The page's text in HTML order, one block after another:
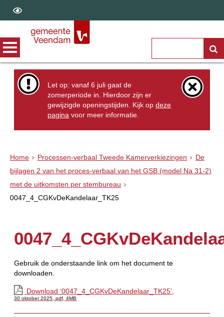
Let op: vanaf 6 juli gaat de
zomerperiode in. Hierdoor zijn er
gewijzigde openingstijden. Kijk opdeze
pagina voor meer informatie.
Home Processen-verbaal Tweede Kamerverkiezingen
De
bijlagen 2 van het proces-verbaal van het GSB (model Na 31-2)
met de uitkomsten per stembureau
0047_4_CGKvDeKandelaar_TK25
Gebruik de onderstaande link om het document te
downloaden.
Download ‘0047_4_CGKvDeKandelaar_TK25’,
30 oktober 2025,pdf , 4MB